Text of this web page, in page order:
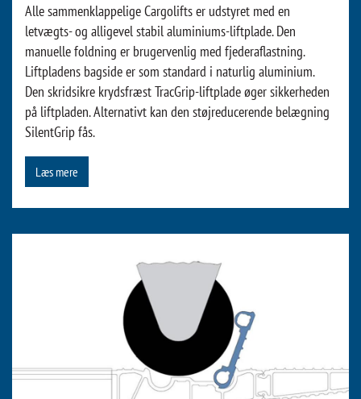
Alle sammenklappelige Cargolifts er udstyret med en
letvægts- og alligevel stabil aluminiums-liftplade. Den
manuelle foldning er brugervenlig med fjederaflastning.
Liftpladens bagside er som standard i naturlig aluminium.
Den skridsikre krydsfræst TracGrip-liftplade øger sikkerheden
på liftpladen. Alternativt kan den støjreducerende belægning
SilentGrip fås.
Læs mere